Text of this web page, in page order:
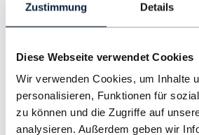
Zustimmung Details
Diese Webseite verwendet Cookies
Wir verwenden Cookies, um Inhalte
personalisieren, Funktionen für
zu können und die Zugriffe auf
analysieren. Außerdem geben wir
KSK.MEDIA ist Ihre Social
Kiel mit Erfahrung.